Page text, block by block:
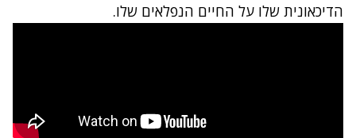
הדיכאונית שלו על החיים הנפלאים שלו.